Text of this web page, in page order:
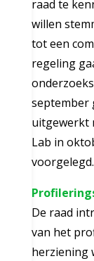
raad te
willen
tot een
regeling
september
uitgewerkt
Lab in
voorgelegd.
De raad
van het
herziening